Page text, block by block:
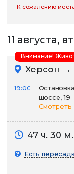
К сожалению
11 августа,
Херсон →
19:00
шоссе, 19
Смотреть
47 ч. 30 м.
Есть
Внимание!